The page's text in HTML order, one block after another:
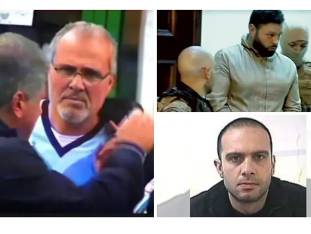
SOCIETÀ
CULTURA
ECONOMIA E LAVORO
EVENTI
SPORT
Streaming